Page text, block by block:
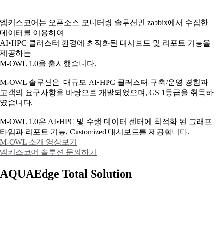
엠키스코어는 오픈소스 모니터링 솔루션인 zabbix에서 수집한
데이터를 이용하여
AI•HPC 클러스터 환경에 최적화된 대시보드 및 리포트 기능을
제공하는
M-OWL 1.0을 출시했습니다.
M-OWL 솔루션은 대규모 AI•HPC 클러스터 구축/운영 경험과
고객의 요구사항을 바탕으로 개발되었으며, GS 1등급을 취득하
였습니다.
M-OWL 1.0은 AI•HPC 및 수랭 데이터 센터에 최적화 된 그래프
타입과 리포트 기능, Customized 대시보드를 제공합니다.
M-OWL 소개 영상보기
엠키스코어 솔루션 문의하기
AQUAEdge Total Solution